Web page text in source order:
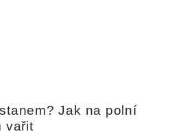
Jak na polní
vařit